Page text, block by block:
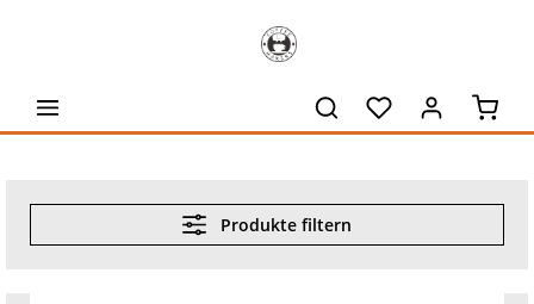
Produkte filtern